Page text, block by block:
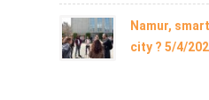
Namur, smart
city ? 5/4/